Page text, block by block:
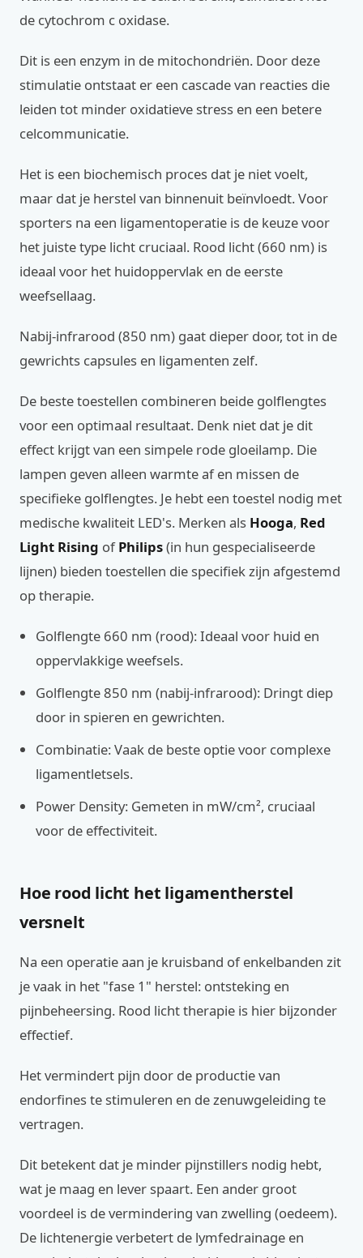
de cytochrom c oxidase.
Dit is een enzym in de mitochondriën. Door deze
stimulatie ontstaat er een cascade van reacties die
leiden tot minder oxidatieve stress en een betere
celcommunicatie.
Het is een biochemisch proces dat je niet voelt,
maar dat je herstel van binnenuit beïnvloedt. Voor
sporters na een ligamentoperatie is de keuze voor
het juiste type licht cruciaal. Rood licht (660 nm) is
ideaal voor het huidoppervlak en de eerste
weefsellaag.
Nabij-infrarood (850 nm) gaat dieper door, tot in de
gewrichts capsules en ligamenten zelf.
De beste toestellen combineren beide golflengtes
voor een optimaal resultaat. Denk niet dat je dit
effect krijgt van een simpele rode gloeilamp. Die
lampen geven alleen warmte af en missen de
specifieke golflengtes. Je hebt een toestel nodig met
medische kwaliteit LED's. Merken als Hooga, Red
Light Rising ofPhilips(in hun gespecialiseerde
lijnen) bieden toestellen die specifiek zijn afgestemd
op therapie.
Golflengte 660 nm (rood): Ideaal voor huid en
oppervlakkige weefsels.
Golflengte 850 nm (nabij-infrarood): Dringt diep
door in spieren en gewrichten.
Combinatie: Vaak de beste optie voor complexe
ligamentletsels.
Power Density: Gemeten in mW/cm², cruciaal
voor de effectiviteit.
Hoe rood licht het ligamentherstel
versnelt
Na een operatie aan je kruisband of enkelbanden zit
je vaak in het "fase 1" herstel: ontsteking en
pijnbeheersing. Rood licht therapie is hier bijzonder
effectief.
Het vermindert pijn door de productie van
endorfines te stimuleren en de zenuwgeleiding te
vertragen.
Dit betekent dat je minder pijnstillers nodig hebt,
wat je maag en lever spaart. Een ander groot
voordeel is de vermindering van zwelling (oedeem).
De lichtenergie verbetert de lymfedrainage en